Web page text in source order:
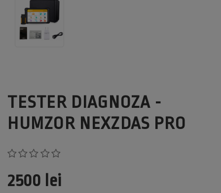
TESTER DIAGNOZA -
HUMZOR NEXZDAS PRO
2500 lei